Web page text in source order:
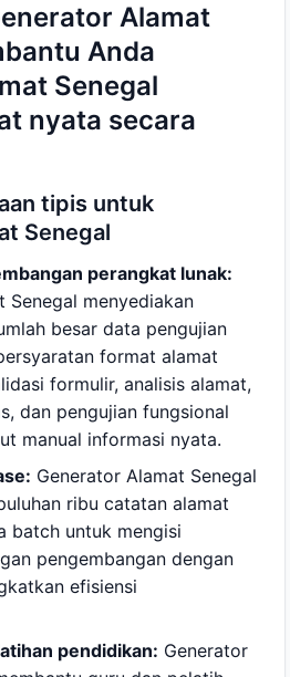
Alamat
Anda
Senegal
nyata secara
tipis untuk
Senegal
perangkat lunak:
Senegal menyediakan
besar data pengujian
format alamat
formulir, analisis alamat,
dan pengujian fungsional
manual informasi nyata.
Generator Alamat Senegal
ribu catatan alamat
batch untuk mengisi
pengembangan dengan
efisiensi
pendidikan: Generator